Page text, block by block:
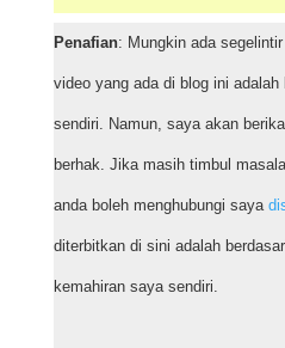
Penafian: Mungkin ada
video yang ada di blog ini
sendiri. Namun, saya akan
berhak. Jika masih timbul
anda boleh menghubungi saya
diterbitkan di sini adalah
kemahiran saya sendiri.